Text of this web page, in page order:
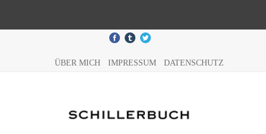
ÜBER MICH IMPRESSUM DATENSCHUTZ